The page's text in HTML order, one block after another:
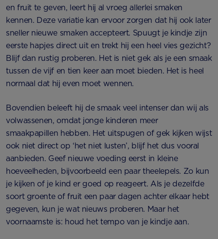
en fruit te geven, leert hij al vroeg allerlei smaken
kennen. Deze variatie kan ervoor zorgen dat hij ook later
sneller nieuwe smaken accepteert. Spuugt je kindje zijn
eerste hapjes direct uit en trekt hij een heel vies gezicht?
Blijf dan rustig proberen. Het is niet gek als je een smaak
tussen de vijf en tien keer aan moet bieden. Het is heel
normaal dat hij even moet wennen.
Bovendien beleeft hij de smaak veel intenser dan wij als
volwassenen, omdat jonge kinderen meer
smaakpapillen hebben. Het uitspugen of gek kijken wijst
ook niet direct op ‘het niet lusten’, blijf het dus vooral
aanbieden. Geef nieuwe voeding eerst in kleine
hoeveelheden, bijvoorbeeld een paar theelepels. Zo kun
je kijken of je kind er goed op reageert. Als je dezelfde
soort groente of fruit een paar dagen achter elkaar hebt
gegeven, kun je wat nieuws proberen. Maar het
voornaamste is: houd het tempo van je kindje aan.